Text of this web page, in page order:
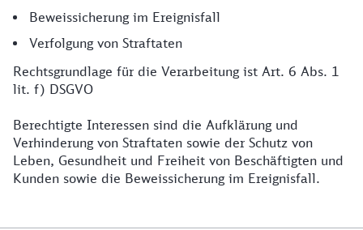
Beweissicherung im Ereignisfall
Verfolgung von Straftaten
Rechtsgrundlage für die Verarbeitung ist Art. 6 Abs. 1
lit. f) DSGVO
Berechtigte Interessen sind die Aufklärung und
Verhinderung von Straftaten sowie der Schutz von
Leben, Gesundheit und Freiheit von Beschäftigten und
Kunden sowie die Beweissicherung im Ereignisfall.